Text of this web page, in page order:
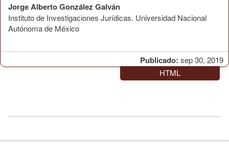
Publicado: sep 30, 2019
Jorge Alberto González Galván
Instituto de Investigaciones Jurídicas. Universidad Nacional
Autónoma de México
HTML